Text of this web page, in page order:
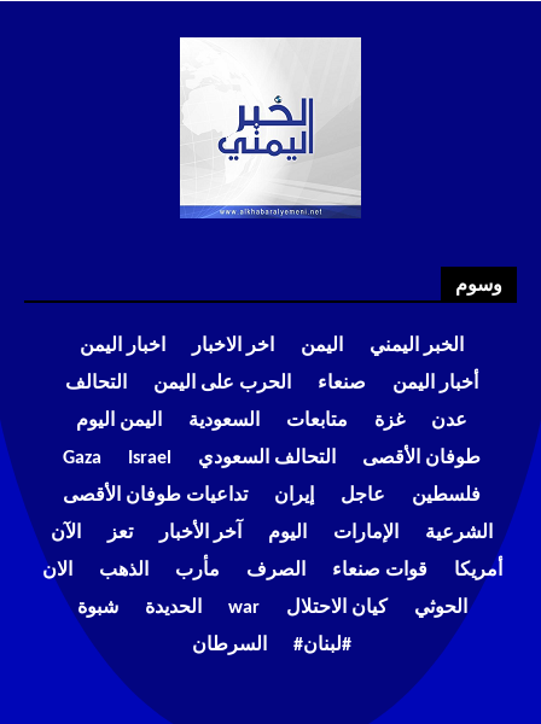
وسوم
الخبر اليمني اليمن اخر الاخبار
اخبار اليمن
أخبار اليمن
صنعاء الحرب على اليمن
التحالف
عدن
غزة متابعات السعودية
اليمن اليوم
طوفان الأقصى
التحالف السعودي Israel
Gaza
فلسطين
عاجل إيران
تداعيات طوفان الأقصى
الشرعية
الإمارات اليوم آخر الأخبار تعز
الآن
أمريكا
قوات صنعاء الصرف مأرب الذهب
الان
الحوثي
كيان الاحتلال war الحديدة
شبوة
#لبنان#
السرطان